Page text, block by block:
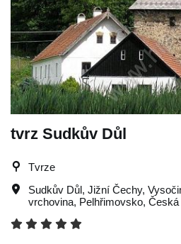
tvrz Sudkův Důl
Tvrze
Sudkův Důl, Jižní Čechy,
vrchovina, Pelhřimovsko, Česká